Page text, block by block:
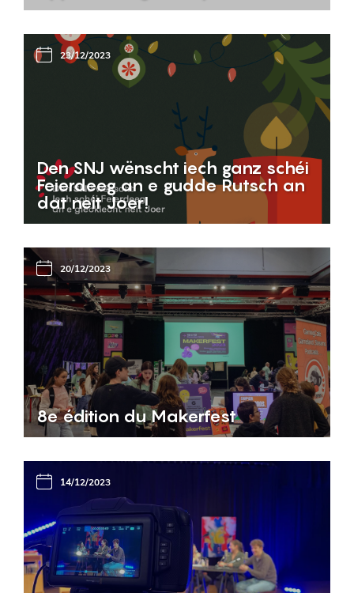
23/12/2023
Den SNJ wënscht iech ganz schéi
Feierdeeg an e gudde Rutsch an
dat neit Joer!
20/12/2023
8e édition du Makerfest
14/12/2023